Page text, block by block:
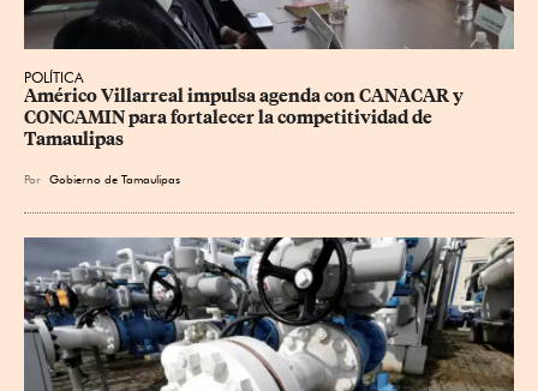
POLÍTICA
Américo Villarreal impulsa agenda con CANACAR y
CONCAMIN para fortalecer la competitividad de
Tamaulipas
Por Gobierno de Tamaulipas